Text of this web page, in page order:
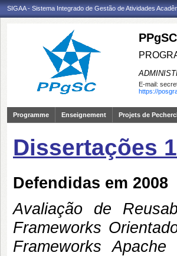
SIGAA - Sistema Integrado de Gestão de Atividades
E-mail:
https://
Programme Enseignement Projets de
Dissertações
Defendidas em 2008
Avaliação de
Frameworks
Frameworks